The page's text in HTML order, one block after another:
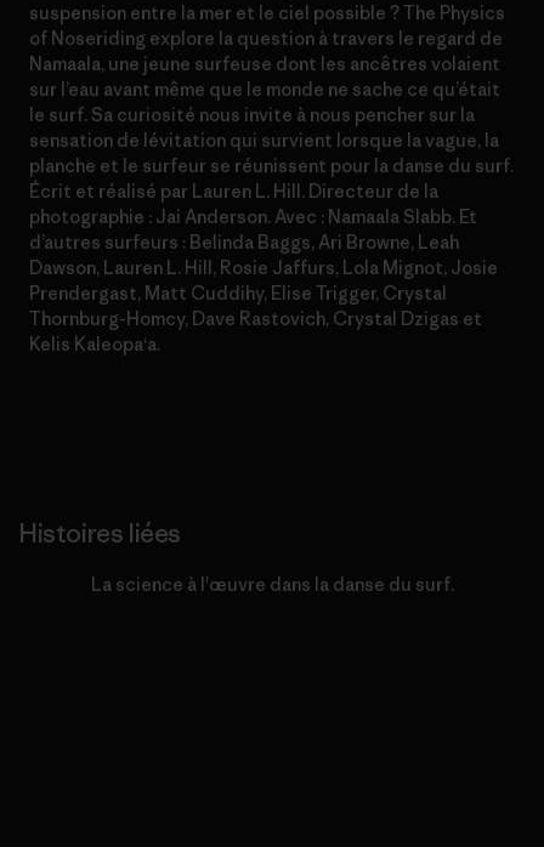
suspension entre la mer et le ciel possible ? The Physics
of Noseriding explore la question à travers le regard de
Namaala, une jeune surfeuse dont les ancêtres volaient
sur l’eau avant même que le monde ne sache ce qu’était
le surf. Sa curiosité nous invite à nous pencher sur la
sensation de lévitation qui survient lorsque la vague, la
planche et le surfeur se réunissent pour la danse du surf.
Écrit et réalisé par Lauren L. Hill. Directeur de la
photographie : Jai Anderson. Avec : Namaala Slabb. Et
d’autres surfeurs : Belinda Baggs, Ari Browne, Leah
Dawson, Lauren L. Hill, Rosie Jaffurs, Lola Mignot, Josie
Prendergast, Matt Cuddihy, Elise Trigger, Crystal
Thornburg-Homcy, Dave Rastovich, Crystal Dzigas et
Kelis Kaleopaʻa.
Histoires liées
La science à l'œuvre dans la danse du surf.